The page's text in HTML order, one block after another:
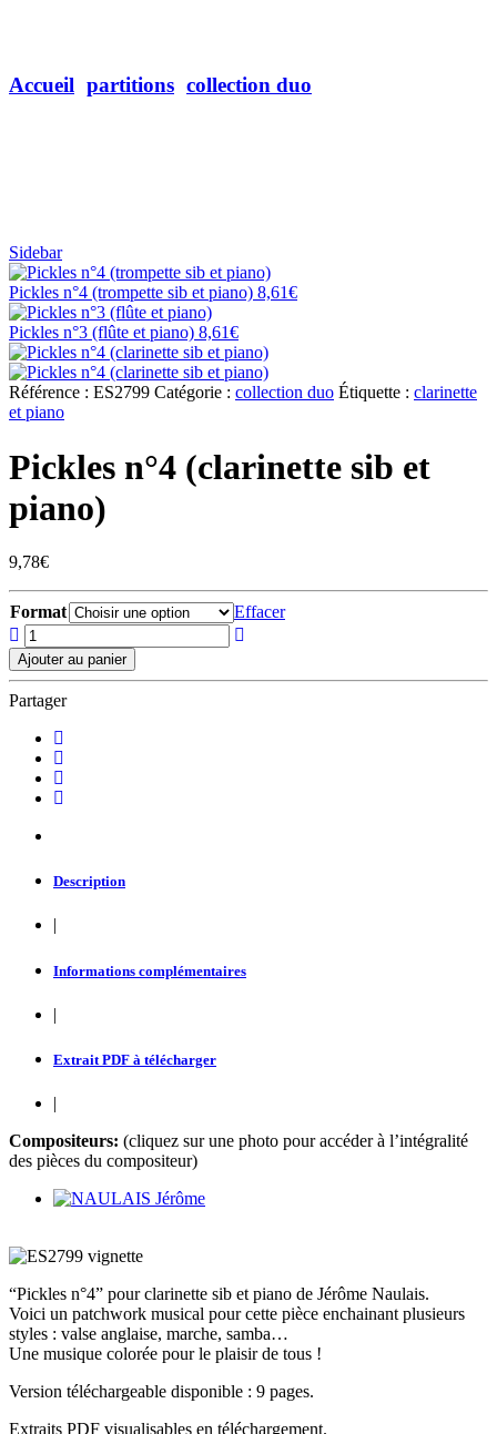
Accueil partitions collection duo
Sidebar
Pickles n°4 (trompette sib et piano) 8,61€
Pickles n°3 (flûte et piano) 8,61€
Référence : ES2799 Catégorie : collection duo Étiquette : clarinette
et piano
Pickles n°4 (clarinette sib et
piano)
9,78€
Format
Effacer
Pickles
n°4
(clarinette
sib
et
piano)
quantity
Ajouter au panier
Partager
Description
Informations complémentaires
|
Extrait PDF à télécharger
|
Compositeurs: (cliquez sur une photo pour accéder à l’intégralité
des pièces du compositeur)
“Pickles n°4” pour clarinette sib et piano de Jérôme Naulais.
Voici un patchwork musical pour cette pièce enchainant plusieurs
styles : valse anglaise, marche, samba…
Une musique colorée pour le plaisir de tous !
Version téléchargeable disponible : 9 pages.
Extraits PDF visualisables en téléchargement.